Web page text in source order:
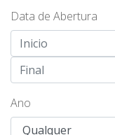
Data de Abertura
Ano